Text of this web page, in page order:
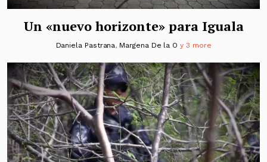
Un «nuevo horizonte» para Iguala
Daniela Pastrana, Margena De la O y 3 more